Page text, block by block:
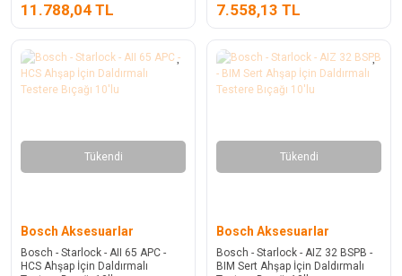
11.788,04 TL 7.558,13 TL
Tükendi
Bosch Aksesuarlar
Bosch - Starlock - AII 65 APC -
HCS Ahşap İçin Daldırmalı
Tükendi
Bosch Aksesuarlar
Bosch - Starlock - AIZ 32 BSPB -
BIM Sert Ahşap İçin Daldırmalı